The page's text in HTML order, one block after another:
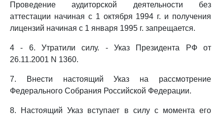
Проведение аудиторской деятельности без
аттестации начиная с 1 октября 1994 г. и получения
лицензий начиная с 1 января 1995 г. запрещается.
4 - 6. Утратили силу. - Указ Президента РФ от
26.11.2001 N 1360.
7. Внести настоящий Указ на рассмотрение
Федерального Собрания Российской Федерации.
8. Настоящий Указ вступает в силу с момента его